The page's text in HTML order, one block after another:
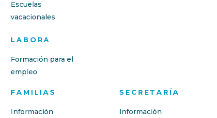
Escuelas
vacacionales
LABORA
Formación para el
empleo
FAMILIAS
Información
SECRETARÍA
Información